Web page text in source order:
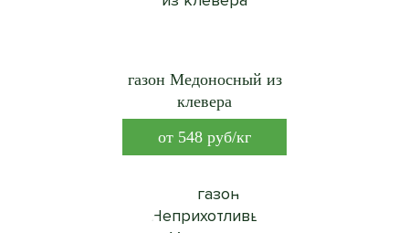
газон Медоносный из
клевера
от 548 руб/кг